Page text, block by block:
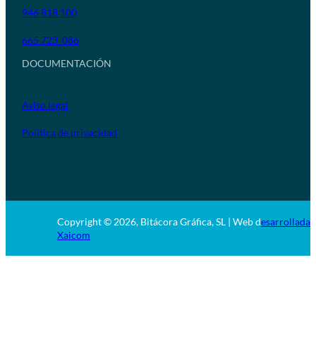
946 818 100
665 723 086
DOCUMENTACIÓN
Aviso legal
Política de privacidad
Copyright © 2026, Bitácora Gráfica, SL | Web desarrollada
Xaicom